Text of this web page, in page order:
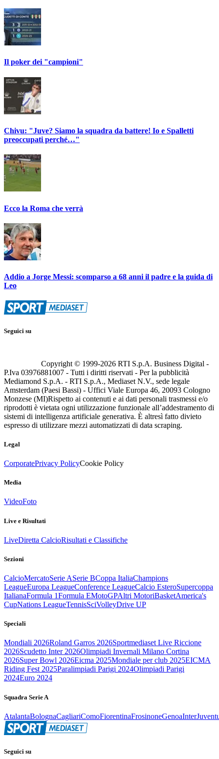
Il poker dei "campioni"
Chivu: "Juve? Siamo la squadra da battere! Io e Spalletti
preoccupati perché…"
Ecco la Roma che verrà
Addio a Jorge Messi: scomparso a 68 anni il padre e la guida di
Leo
Seguici su
Copyright © 1999-2026 RTI S.p.A. Business Digital -
P.Iva 03976881007 - Tutti i diritti riservati - Per la pubblicità
Mediamond S.p.A. - RTI S.p.A., Mediaset N.V., sede legale
Amsterdam (Paesi Bassi) - Uffici Viale Europa 46, 20093 Cologno
Monzese (MI)Rispetto ai contenuti e ai dati personali trasmessi e/o
riprodotti è vietata ogni utilizzazione funzionale all’addestramento di
sistemi di intelligenza artificiale generativa. È altresì fatto divieto
espresso di utilizzare mezzi automatizzati di data scraping.
Legal
CorporatePrivacy PolicyCookie Policy
Media
VideoFoto
Live e Risultati
LiveDiretta CalcioRisultati e Classifiche
Sezioni
CalcioMercatoSerie ASerie BCoppa ItaliaChampions
LeagueEuropa LeagueConference LeagueCalcio EsteroSupercoppa
ItalianaFormula 1Formula EMotoGPAltri MotoriBasketAmerica's
CupNations LeagueTennisSciVolleyDrive UP
Speciali
Mondiali 2026Roland Garros 2026Sportmediaset Live Riccione
2026Scudetto Inter 2026Olimpiadi Invernali Milano Cortina
2026Super Bowl 2026Eicma 2025Mondiale per club 2025EICMA
Riding Fest 2025Paralimpiadi Parigi 2024Olimpiadi Parigi
2024Euro 2024
Squadra Serie A
AtalantaBolognaCagliariComoFiorentinaFrosinoneGenoaInter
Seguici su